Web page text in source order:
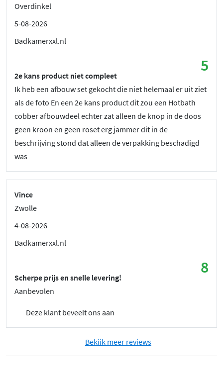
Overdinkel
5-08-2026
Badkamerxxl.nl
5
2e kans product niet compleet
Ik heb een afbouw set gekocht die niet helemaal er uit ziet
als de foto En een 2e kans product dit zou een Hotbath
cobber afbouwdeel echter zat alleen de knop in de doos
geen kroon en geen roset erg jammer dit in de
beschrijving stond dat alleen de verpakking beschadigd
was
Vince
Zwolle
4-08-2026
Badkamerxxl.nl
8
Scherpe prijs en snelle levering!
Aanbevolen
Deze klant beveelt ons aan
Bekijk meer reviews